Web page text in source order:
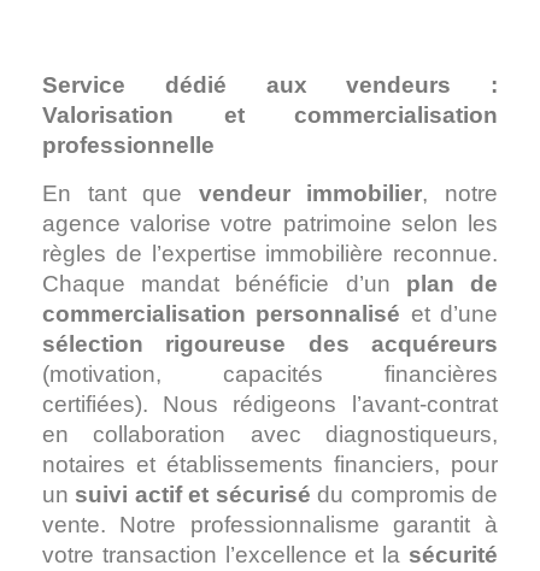
Service dédié aux vendeurs :
Valorisation et commercialisation
professionnelle
En tant que vendeur immobilier, notre
agence valorise votre patrimoine selon les
règles de l’expertise immobilière reconnue.
Chaque mandat bénéficie d’un plan de
commercialisation personnalisé et d’une
sélection rigoureuse des acquéreurs
(motivation, capacités financières
certifiées).
Nous rédigeons l’avant-contrat
en collaboration avec diagnostiqueurs,
notaires et établissements financiers, pour
un suivi actif et sécurisé du compromis de
vente.
Notre professionnalisme garantit à
votre transaction l’excellence et la sécurité